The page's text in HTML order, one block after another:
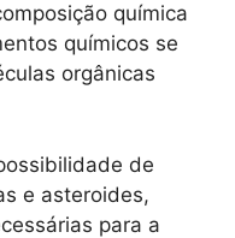
química
químicos se
orgânicas
de
e asteroides,
para a